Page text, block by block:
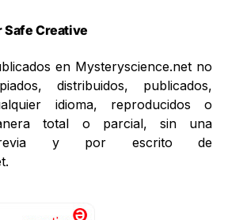
Creative
en Mysteryscience.net no
distribuidos, publicados,
idioma, reproducidos o
total o parcial, sin una
previa y por escrito de